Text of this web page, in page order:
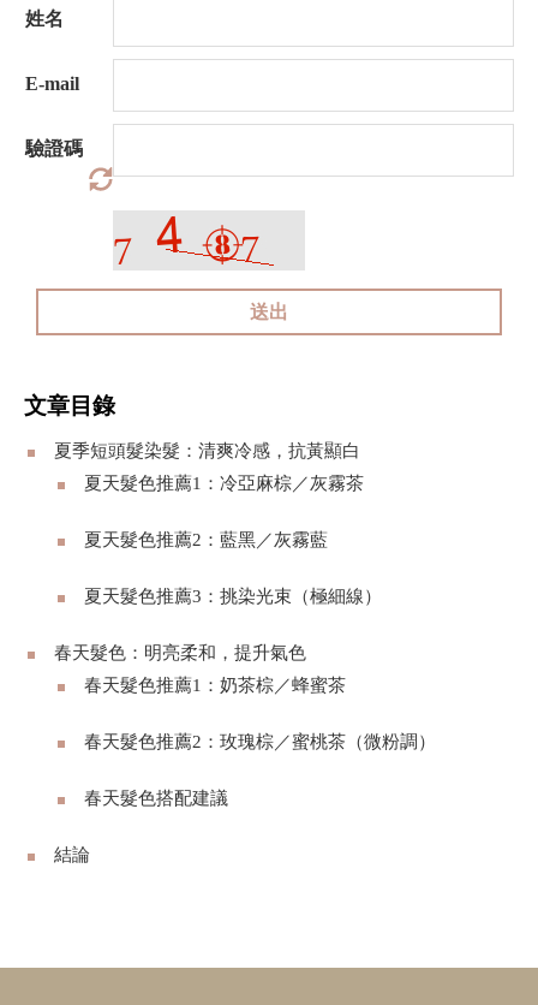
姓名
E-mail
驗證碼
送出
文章目錄
夏季短頭髮染髮：清爽冷感，抗黃顯白
夏天髮色推薦1：冷亞麻棕／灰霧茶
夏天髮色推薦2：藍黑／灰霧藍
夏天髮色推薦3：挑染光束（極細線）
春天髮色：明亮柔和，提升氣色
春天髮色推薦1：奶茶棕／蜂蜜茶
春天髮色推薦2：玫瑰棕／蜜桃茶（微粉調）
春天髮色搭配建議
結論